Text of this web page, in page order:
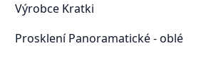
Výrobce Kratki
Prosklení Panoramatické - oblé